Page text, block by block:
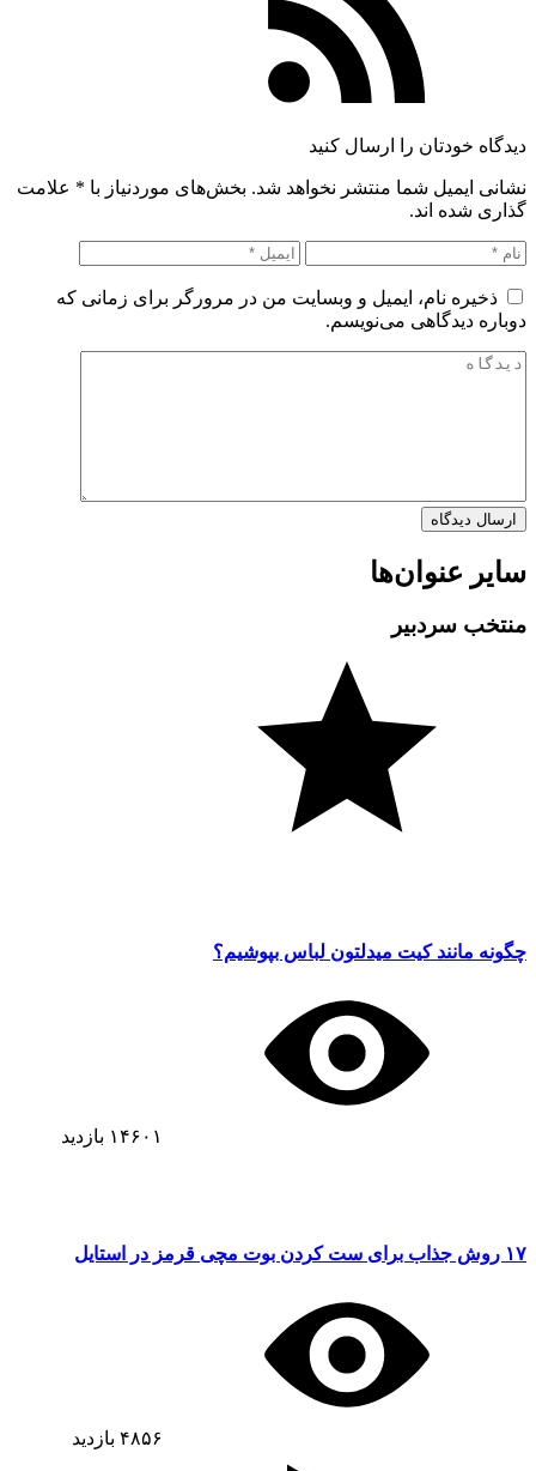
دیدگاه خودتان را ارسال کنید
نشانی ایمیل شما منتشر نخواهد شد. بخش‌های موردنیاز با * علامت
گذاری شده اند.
ذخیره نام، ایمیل و وبسایت من در مرورگر برای زمانی که
دوباره دیدگاهی می‌نویسم.
سایر عنوان‌ها
منتخب سردبیر
چگونه مانند کیت میدلتون لباس بپوشیم؟
۱۴۶۰۱ بازدید
۱۷ روش جذاب برای ست کردن بوت مچی قرمز در استایل
۴۸۵۶ بازدید